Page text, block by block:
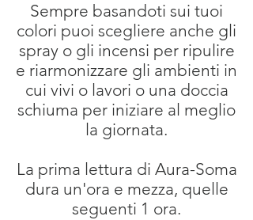
Sempre basandoti sui tuoi
colori puoi scegliere anche gli
spray o gli incensi per ripulire
e riarmonizzare gli ambienti in
cui vivi o lavori o una doccia
schiuma per iniziare al meglio
la giornata.
La prima lettura di Aura-Soma
dura un'ora e mezza, quelle
seguenti 1 ora.